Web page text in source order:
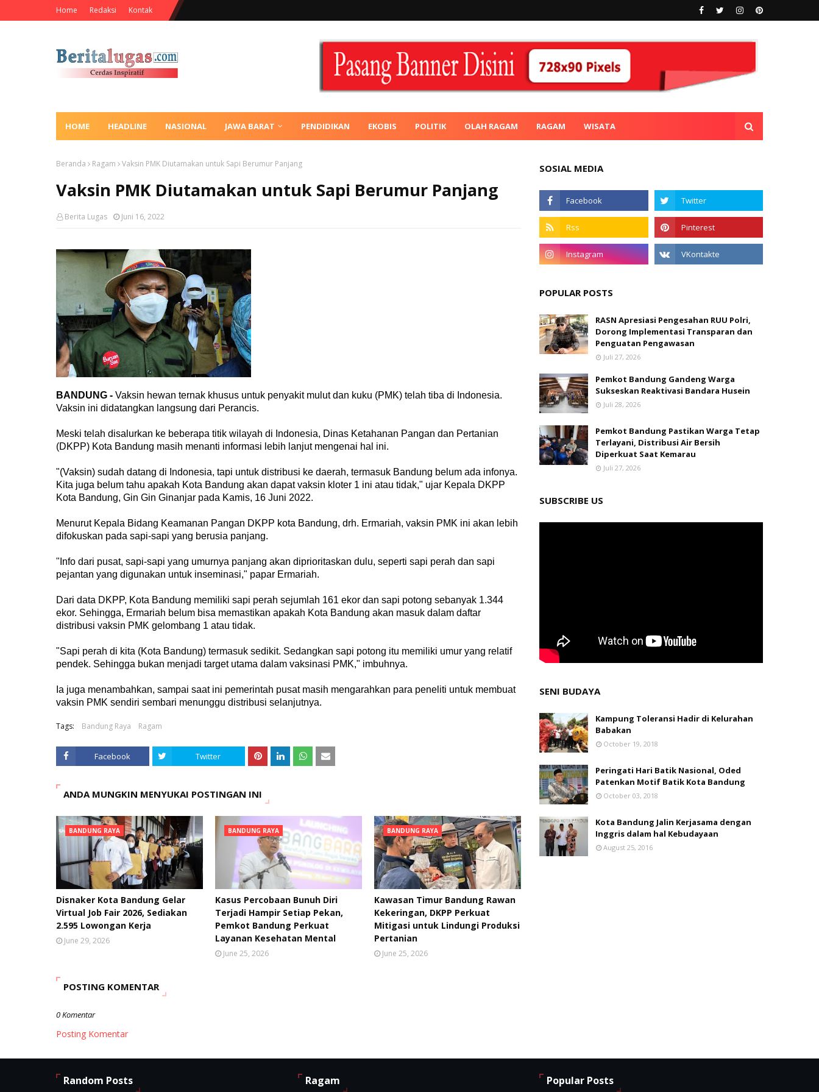
Home Redaksi Kontak
HOME HEADLINE NASIONAL JAWA BARAT PENDIDIKAN EKOBIS POLITIK OLAH RAGAM RAGAM WISATA
Beranda Ragam Vaksin PMK Diutamakan untuk Sapi Berumur Panjang
Vaksin PMK Diutamakan untuk Sapi Berumur Panjang
Berita Lugas Juni 16, 2022
BANDUNG - Vaksin hewan ternak khusus untuk penyakit mulut dan kuku (PMK) telah tiba di Indonesia.
Vaksin ini didatangkan langsung dari Perancis.
Meski telah disalurkan ke beberapa titik wilayah di Indonesia, Dinas Ketahanan Pangan dan Pertanian
(DKPP) Kota Bandung masih menanti informasi lebih lanjut mengenai hal ini.
"(Vaksin) sudah datang di Indonesia, tapi untuk distribusi ke daerah, termasuk Bandung belum ada infonya.
Kita juga belum tahu apakah Kota Bandung akan dapat vaksin kloter 1 ini atau tidak," ujar Kepala DKPP
Kota Bandung, Gin Gin Ginanjar pada Kamis, 16 Juni 2022.
Menurut Kepala Bidang Keamanan Pangan DKPP kota Bandung, drh. Ermariah, vaksin PMK ini akan lebih
difokuskan pada sapi-sapi yang berusia panjang.
"Info dari pusat, sapi-sapi yang umurnya panjang akan diprioritaskan dulu, seperti sapi perah dan sapi
pejantan yang digunakan untuk inseminasi," papar Ermariah.
Dari data DKPP, Kota Bandung memiliki sapi perah sejumlah 161 ekor dan sapi potong sebanyak 1.344
ekor. Sehingga, Ermariah belum bisa memastikan apakah Kota Bandung akan masuk dalam daftar
distribusi vaksin PMK gelombang 1 atau tidak.
"Sapi perah di kita (Kota Bandung) termasuk sedikit. Sedangkan sapi potong itu memiliki umur yang relatif
pendek. Sehingga bukan menjadi target utama dalam vaksinasi PMK," imbuhnya.
Ia juga menambahkan, sampai saat ini pemerintah pusat masih mengarahkan para peneliti untuk membuat
vaksin PMK sendiri sembari menunggu distribusi selanjutnya.
Tags: Bandung Raya Ragam
Facebook Twitter
ANDA MUNGKIN MENYUKAI POSTINGAN INI
BANDUNG RAYA
Disnaker Kota Bandung Gelar
Virtual Job Fair 2026, Sediakan
2.595 Lowongan Kerja
June 29, 2026
BANDUNG RAYA
Kasus Percobaan Bunuh Diri
Terjadi Hampir Setiap Pekan,
Pemkot Bandung Perkuat
Layanan Kesehatan Mental
June 25, 2026
BANDUNG RAYA
Kawasan Timur Bandung Rawan
Kekeringan, DKPP Perkuat
Mitigasi untuk Lindungi Produksi
Pertanian
June 25, 2026
POSTING KOMENTAR
0 Komentar
Posting Komentar
SOSIAL MEDIA
POPULAR POSTS
RASN Apresiasi Pengesahan RUU Polri,
Dorong Implementasi Transparan dan
Penguatan Pengawasan
Juli 27, 2026
Pemkot Bandung Gandeng Warga
Sukseskan Reaktivasi Bandara Husein
Juli 28, 2026
Pemkot Bandung Pastikan Warga Tetap
Terlayani, Distribusi Air Bersih
Diperkuat Saat Kemarau
Juli 27, 2026
SUBSCRIBE US
SENI BUDAYA
Kampung Toleransi Hadir di Kelurahan
Babakan
October 19, 2018
Peringati Hari Batik Nasional, Oded
Patenkan Motif Batik Kota Bandung
October 03, 2018
Kota Bandung Jalin Kerjasama dengan
Inggris dalam hal Kebudayaan
August 25, 2016
Random Posts Ragam Popular Posts